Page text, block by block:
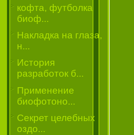
кофта, футболка
биоф...
Накладка на глаза,
н...
История
разработок б...
Применение
биофотоно...
Секрет целебных
оздо...